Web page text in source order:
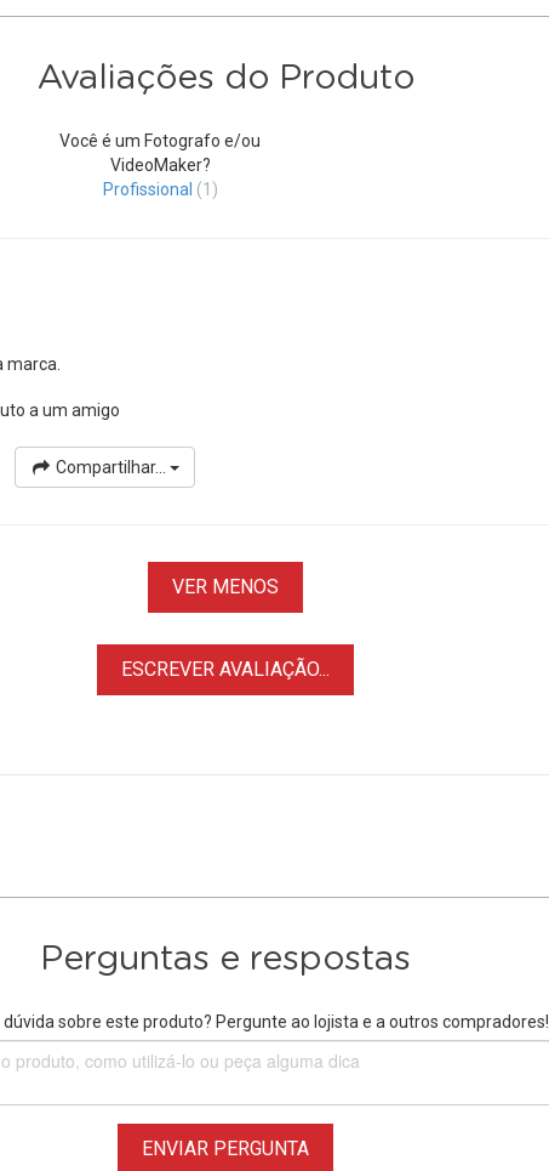
Avaliações do Produto
Você é um Fotografo e/ou
VideoMaker?
Profissional (1)
marca.
a um amigo
Compartilhar...
VER MENOS
ESCREVER AVALIAÇÃO...
Perguntas e respostas
sobre este produto? Pergunte ao lojista e a outros compradores!
ENVIAR PERGUNTA